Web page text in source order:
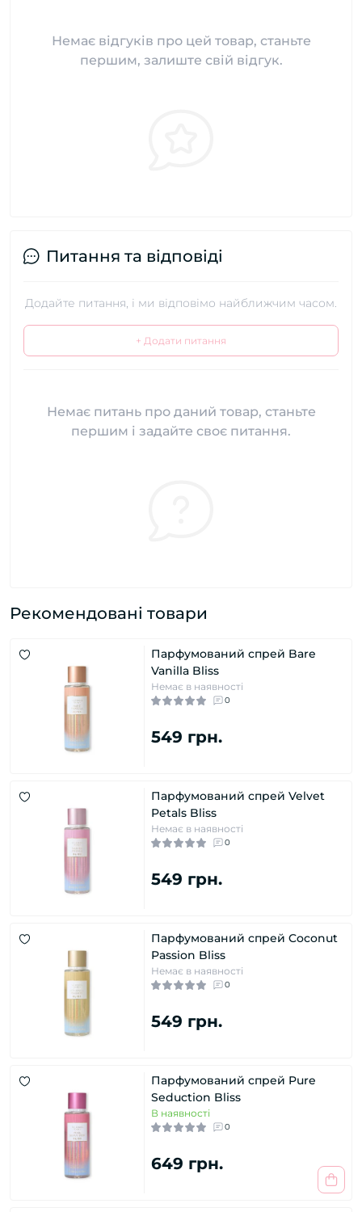
Немає відгуків про цей товар, станьте
першим, залиште свій відгук.
Питання та відповіді
Додайте питання, і ми відповімо найближчим часом.
+ Додати питання
Немає питань про даний товар, станьте
першим і задайте своє питання.
Рекомендовані товари
Парфумований спрей Bare
Vanilla Bliss
Немає в наявності
0
549 грн.
Парфумований спрей Velvet
Petals Bliss
Немає в наявності
0
549 грн.
Парфумований спрей Coconut
Passion Bliss
Немає в наявності
0
549 грн.
Парфумований спрей Pure
Seduction Bliss
В наявності
0
649 грн.